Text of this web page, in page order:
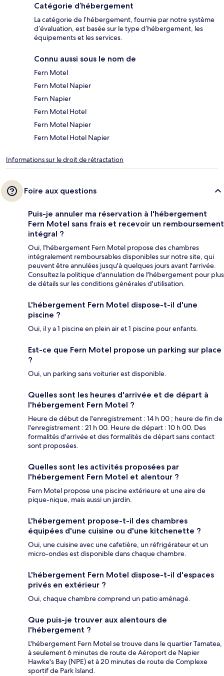
Catégorie d’hébergement
La catégorie de l’hébergement, fournie par notre système
d’évaluation, est basée sur le type d’hébergement, les
équipements et les services.
Connu aussi sous le nom de
Fern Motel
Fern Motel Napier
Fern Napier
Fern Motel Hotel
Fern Motel Napier
Fern Motel Hotel Napier
Informations sur le droit de rétractation
Foire aux questions
Puis-je annuler ma réservation à l'hébergement
Fern Motel sans frais et recevoir un remboursement
intégral ?
Oui, l'hébergement Fern Motel propose des chambres
intégralement remboursables disponibles sur notre site, qui
peuvent être annulées jusqu'à quelques jours avant l'arrivée.
Consultez la politique d'annulation de l'hébergement pour plus
de détails sur les conditions générales d'utilisation.
L'hébergement Fern Motel dispose-t-il d'une
piscine ?
Oui, il y a 1 piscine en plein air et 1 piscine pour enfants.
Est-ce que Fern Motel propose un parking sur place
?
Oui, un parking sans voiturier est disponible.
Quelles sont les heures d'arrivée et de départ à
l'hébergement Fern Motel ?
Heure de début de l'enregistrement : 14 h 00 ; heure de fin de
l'enregistrement : 21 h 00. Heure de départ : 10 h 00. Des
formalités d'arrivée et des formalités de départ sans contact
sont proposées.
Quelles sont les activités proposées par
l'hébergement Fern Motel et alentour ?
Fern Motel propose une piscine extérieure et une aire de
pique-nique, mais aussi un jardin.
L'hébergement propose-t-il des chambres
équipées d'une cuisine ou d'une kitchenette ?
Oui, une cuisine avec une cafetière, un réfrigérateur et un
micro-ondes est disponible dans chaque chambre.
L'hébergement Fern Motel dispose-t-il d'espaces
privés en extérieur ?
Oui, chaque chambre comprend un patio aménagé.
Que puis-je trouver aux alentours de
l'hébergement ?
L'hébergement Fern Motel se trouve dans le quartier Tamatea,
à seulement 6 minutes de route de Aéroport de Napier
Hawke's Bay (NPE) et à 20 minutes de route de Complexe
sportif de Park Island.